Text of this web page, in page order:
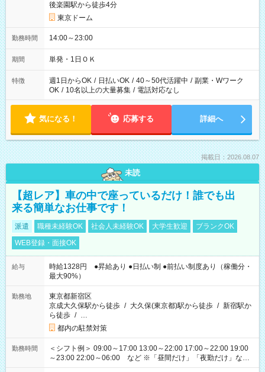
後楽園駅から徒歩4分
東京ドーム
勤務時間 14:00～23:00
期間 単発・1日ＯＫ
特徴 週1日からOK / 日払いOK / 40～50代活躍中 / 副業・Wワーク
OK / 10名以上の大量募集 / 電話対応なし
気になる！ 応募する 詳細へ
掲載日：2026.08.07
未読
【超レア】車の中で座っているだけ！誰でも出
来る簡単なお仕事です！
派遣 職種未経験OK 社会人未経験OK 大学生歓迎
ブランクOK
WEB登録・面接OK
給与
時給1328円 ●昇給あり ●日払い制 ●前払い制度あり（稼働分・
最大90%）
勤務地
東京都新宿区
京成大久保駅から徒歩 / 大久保(東京都)駅から徒歩 / 新宿駅か
ら徒歩 / …
都内の駐禁対策
勤務時間
＜シフト例＞ 09:00～17:00 13:00～22:00 17:00～22:00 19:00
～23:00 22:00～06:00 など ※「昼間だけ」「夜勤だけ」など
の希望OK